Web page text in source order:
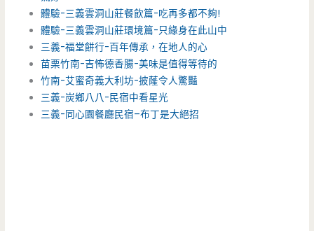
體驗-三義雲洞山莊餐飲篇-吃再多都不夠!
體驗-三義雲洞山莊環境篇-只緣身在此山中
三義-福堂餅行-百年傳承，在地人的心
苗栗竹南-吉怖德香腸-美味是值得等待的
竹南-艾蜜奇義大利坊-披蕯令人驚豔
三義-炭鄉八八-民宿中看星光
三義-同心園餐廳民宿–布丁是大絕招